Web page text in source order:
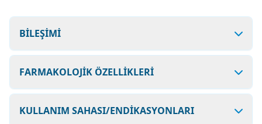
BİLEŞİMİ
FARMAKOLOJİK ÖZELLİKLERİ
KULLANIM SAHASI/ENDİKASYONLARI